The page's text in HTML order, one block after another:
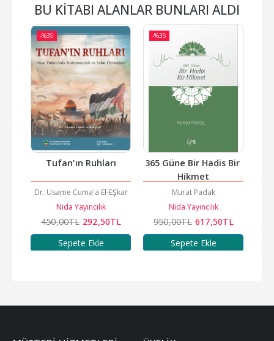
BU KITABI ALANLAR BUNLARI ALDI
-%35
Tufan'ın Ruhları
Dr. Usame Cuma'a El-EŞkar
Nida Yayıncılık
450,00TL 292,50TL
Sepete Ekle
-%35
365 Güne Bir Hadis Bir
Hikmet
Murat Padak
Nida Yayıncılık
950,00TL 617,50TL
Sepete Ekle